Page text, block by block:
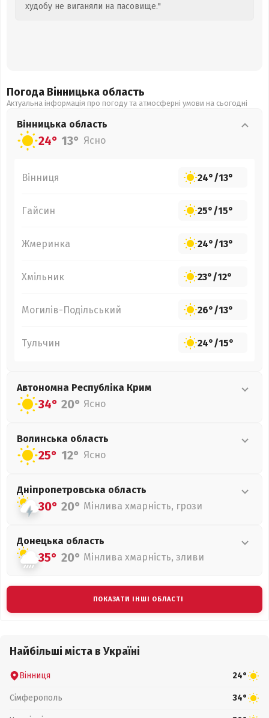
худобу не виганяли на пасовище."
Погода Вінницька область
Актуальна інформація про погоду та атмосферні умови на сьогодні
Вінницька область
24° 13° Ясно
Вінниця 24°/13°
Гайсин 25°/15°
Жмеринка 24°/13°
Хмільник 23°/12°
Могилів-Подільський 26°/13°
Тульчин 24°/15°
Автономна Республіка Крим
34° 20° Ясно
Волинська область
25° 12° Ясно
Дніпропетровська область
30° 20° Мінлива хмарність, грози
Донецька область
35° 20° Мінлива хмарність, зливи
ПОКАЗАТИ ІНШІ ОБЛАСТІ
Найбільші міста в Україні
Вінниця 24°
Сімферополь 34°